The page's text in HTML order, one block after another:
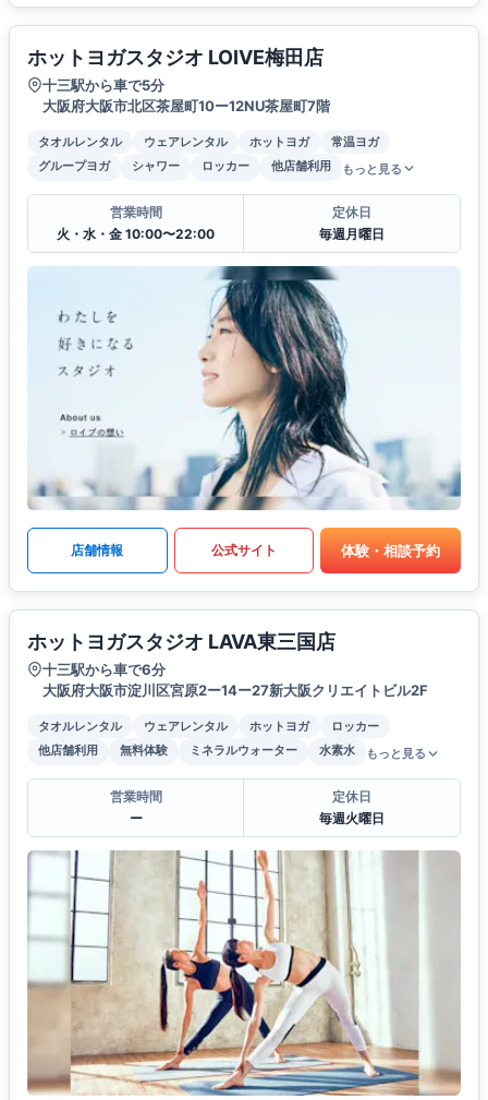
ホットヨガスタジオ LOIVE梅田店
十三駅から車で5分
大阪府大阪市北区茶屋町10ー12NU茶屋町7階
タオルレンタル ウェアレンタル ホットヨガ
常温ヨガ
グループヨガ
シャワー ロッカー 他店舗利用 もっと見る
営業時間
火・水・金 10:00〜22:00
定休日
毎週月曜日
店舗情報 公式サイト 体験・相談予約
ホットヨガスタジオ LAVA東三国店
十三駅から車で6分
大阪府大阪市淀川区宮原2ー14ー27新大阪クリエイトビル2F
タオルレンタル ウェアレンタル ホットヨガ
ロッカー
他店舗利用
無料体験 ミネラルウォーター 水素水 もっと見る
営業時間
ー
定休日
毎週火曜日